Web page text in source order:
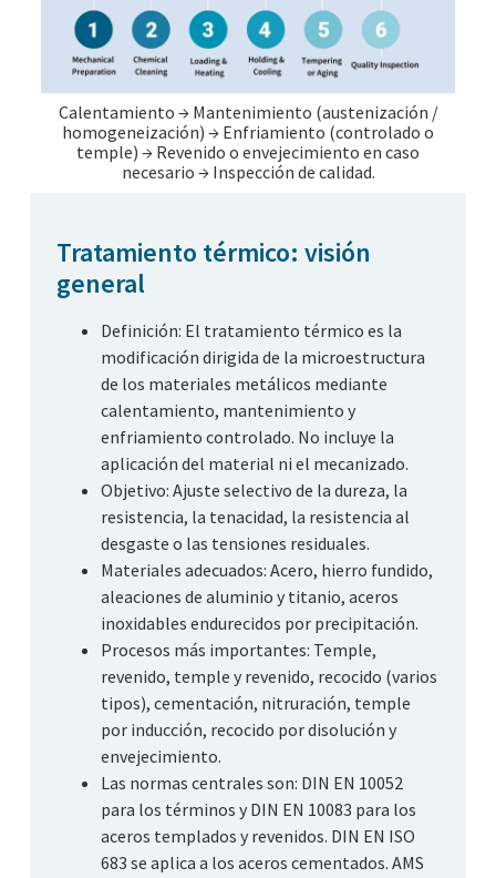
Calentamiento → Mantenimiento (austenización /
homogeneización) → Enfriamiento (controlado o
temple) → Revenido o envejecimiento en caso
necesario → Inspección de calidad.
Tratamiento térmico: visión
general
Definición: El tratamiento térmico es la
modificación dirigida de la microestructura
de los materiales metálicos mediante
calentamiento, mantenimiento y
enfriamiento controlado. No incluye la
aplicación del material ni el mecanizado.
Objetivo: Ajuste selectivo de la dureza, la
resistencia, la tenacidad, la resistencia al
desgaste o las tensiones residuales.
Materiales adecuados: Acero, hierro fundido,
aleaciones de aluminio y titanio, aceros
inoxidables endurecidos por precipitación.
Procesos más importantes: Temple,
revenido, temple y revenido, recocido (varios
tipos), cementación, nitruración, temple
por inducción, recocido por disolución y
envejecimiento.
Las normas centrales son: DIN EN 10052
para los términos y DIN EN 10083 para los
aceros templados y revenidos. DIN EN ISO
683 se aplica a los aceros cementados. AMS